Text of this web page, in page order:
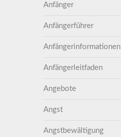
Anfänger
Anfängerführer
Anfängerinformationen
Anfängerleitfaden
Angebote
Angst
Angstbewältigung